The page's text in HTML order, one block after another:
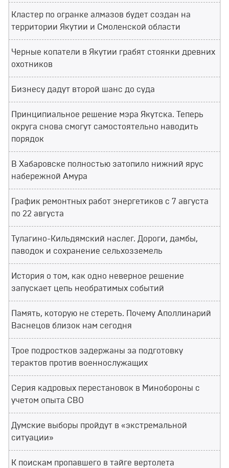
Кластер по огранке алмазов будет создан на
территории Якутии и Смоленской области
Черные копатели в Якутии грабят стоянки древних
охотников
Бизнесу дадут второй шанс до суда
Принципиальное решение мэра Якутска. Теперь
округа снова смогут самостоятельно наводить
порядок
В Хабаровске полностью затопило нижний ярус
набережной Амура
График ремонтных работ энергетиков с 7 августа
по 22 августа
Тулагино-Кильдямский наслег. Дороги, дамбы,
паводок и сохранение сельхозземель
История о том, как одно неверное решение
запускает цепь необратимых событий
Память, которую не стереть. Почему Аполлинарий
Васнецов близок нам сегодня
Трое подростков задержаны за подготовку
терактов против военнослужащих
Серия кадровых перестановок в Минобороны с
учетом опыта СВО
Думские выборы пройдут в «экстремальной
ситуации»
К поискам пропавшего в тайге вертолета